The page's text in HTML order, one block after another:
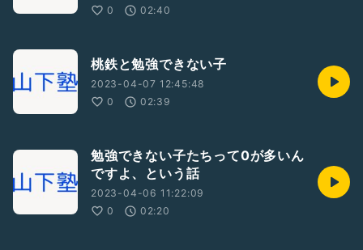
0
02:40
桃鉄と勉強できない子
2023-04-07 12:45:48
0
02:39
勉強できない子たちって0が多いん
ですよ、という話
2023-04-06 11:22:09
0
02:20